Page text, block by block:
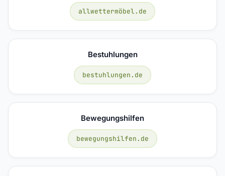
allwettermöbel.de
Bestuhlungen
bestuhlungen.de
Bewegungshilfen
bewegungshilfen.de